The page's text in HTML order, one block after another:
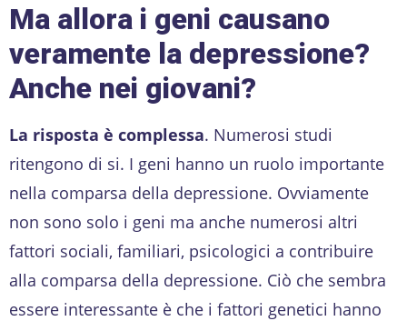
Ma allora i geni causano
veramente la depressione?
Anche nei giovani?
La risposta è complessa. Numerosi studi
ritengono di si. I geni hanno un ruolo importante
nella comparsa della depressione. Ovviamente
non sono solo i geni ma anche numerosi altri
fattori sociali, familiari, psicologici a contribuire
alla comparsa della depressione. Ciò che sembra
essere interessante è che i fattori genetici hanno